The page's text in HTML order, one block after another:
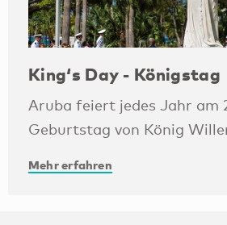
King‘s Day - Königstag
Aruba feiert jedes Jahr am
Geburtstag von König
Mehr erfahren